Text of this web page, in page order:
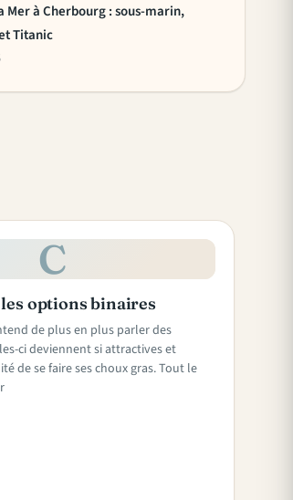
Mer à Cherbourg : sous-marin,
Titanic
C
options binaires
de plus en plus parler des
ci deviennent si attractives et
de se faire ses choux gras. Tout le